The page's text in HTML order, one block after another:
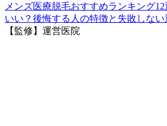
メンズ医療脱毛おすすめランキング
いい？後悔する人の特徴と失敗しない
【監修】運営医院